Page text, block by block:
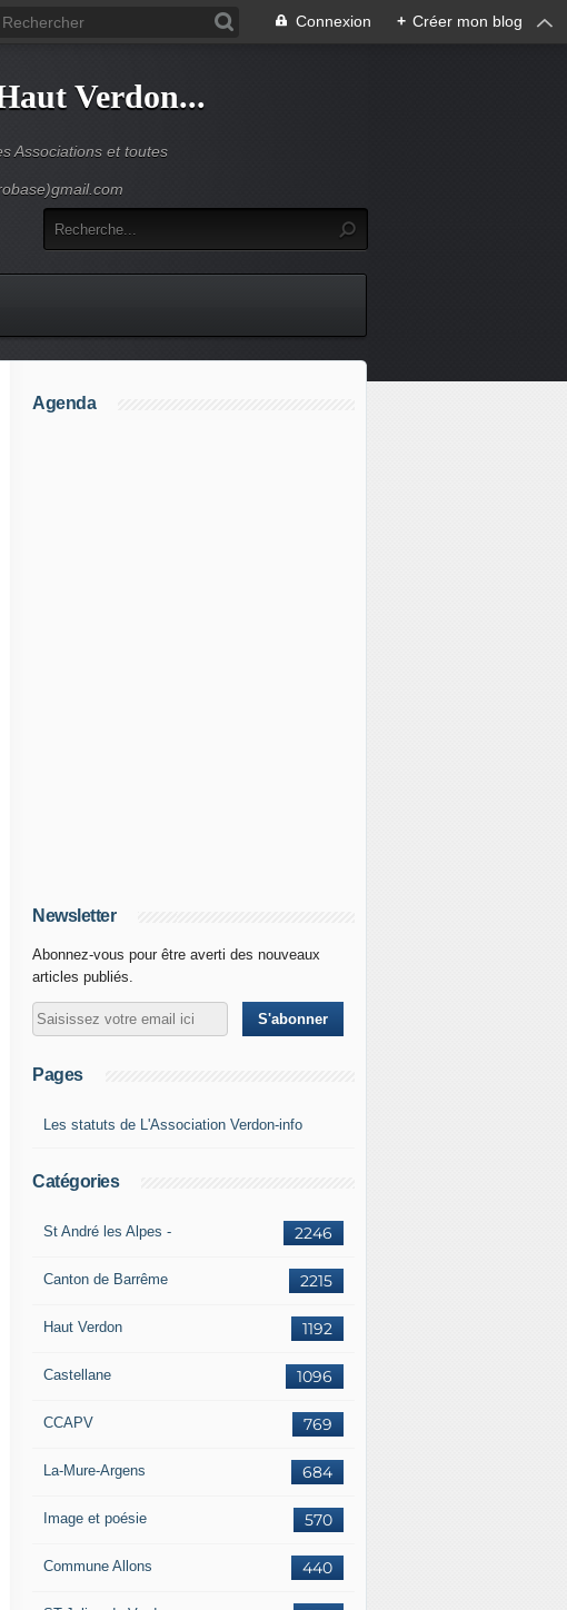
Connexion + Créer mon blog
Verdon...
Associations et toutes
Agenda
Newsletter
Abonnez-vous pour être averti des nouveaux
articles publiés.
Pages
Les statuts de L'Association Verdon-info
Catégories
2246
St André les Alpes -
2215
Canton de Barrême
1192
Haut Verdon
1096
Castellane
769
CCAPV
684
La-Mure-Argens
570
Image et poésie
440
Commune Allons